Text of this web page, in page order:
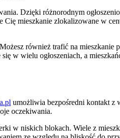
Dzięki różnorodnym
mieszkanie zlokalizowane w
również trafić na mieszkanie
w wielu ogłoszeniach, a
umożliwia bezpośredni kontakt z
oczekiwania.
w niskich blokach. Wiele z